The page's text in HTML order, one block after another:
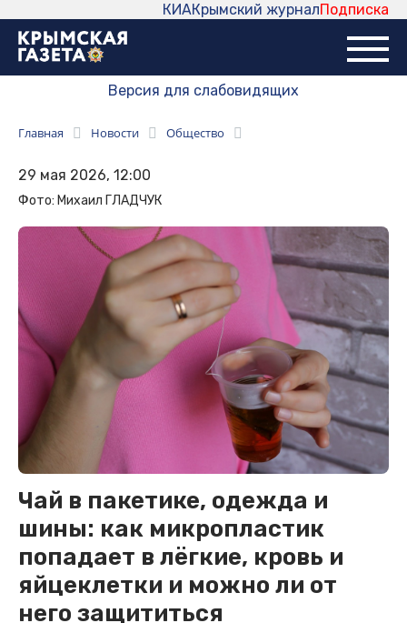
Подписка
Крымский журнал
КИА
Версия для слабовидящих
Главная Новости Общество
29 мая 2026, 12:00
Фото: Михаил ГЛАДЧУК
Чай в пакетике, одежда и
шины: как микропластик
попадает в лёгкие, кровь и
яйцеклетки и можно ли от
него защититься